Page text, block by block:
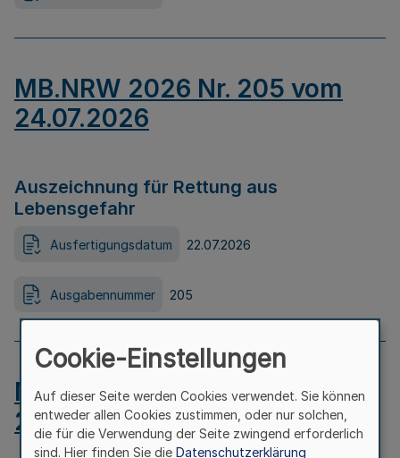
MB.NRW 2026 Nr. 205 vom
24.07.2026
Auszeichnung für Rettung aus
Lebensgefahr
Ausfertigungsdatum 22.07.2026
Ausgabennummer 205
MB.NRW 2026 Nr. 204 vom
24.07.2026
Cookie-Einstellungen
Auf dieser Seite werden Cookies verwendet. Sie können
entweder allen Cookies zustimmen, oder nur solchen,
die für die Verwendung der Seite zwingend erforderlich
sind. Hier finden Sie die Datenschutzerklärung